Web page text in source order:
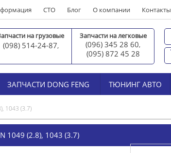
СТО Блог О компании Контакты
на грузовые
(098) 514-24-87,
Запчасти на легковые
(096) 345 28 60,
(095) 872 45 28
ЗАПЧАСТИ DONG FENG ТЮНИНГ АВТО
1043 (3.7)
(2.8), 1043 (3.7)